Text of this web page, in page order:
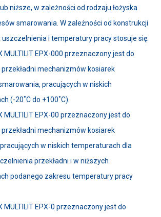
niższe, w zależności od rodzaju łożyska
smarowania. W zależności od konstrukcji
uszczelnienia i temperatury pracy stosuje się:
MULTILIT EPX-000 przeznaczony jest do
mechanizmów kosiarek
pracujących w niskich
(-20˚C do +100˚C).
MULTILIT EPX-00 przeznaczony jest do
mechanizmów kosiarek
w niskich temperaturach dla
przekładni i w niższych
podanego zakresu temperatury pracy
MULTILIT EPX-0 przeznaczony jest do